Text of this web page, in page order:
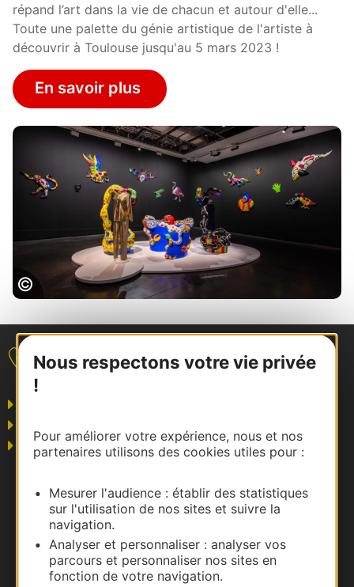
Nous respectons votre vie privée
!
Pour améliorer votre expérience, nous et nos
partenaires utilisons des cookies utiles pour :
Mesurer l'audience : établir des statistiques
sur l'utilisation de nos sites et suivre la
navigation.
Analyser et personnaliser : analyser vos
parcours et personnaliser nos sites en
fonction de votre navigation.
répand l’art dans la vie de chacun et autour d'elle...
Toute une palette du génie artistique de l'artiste à
découvrir à Toulouse jusqu'au 5 mars 2023 !
En savoir plus
Charitable _Art Fondation ADAGP Paris
Nous contacter
Pros du tourisme